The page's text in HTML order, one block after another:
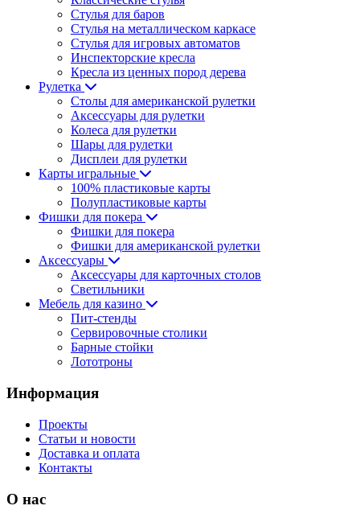
Стулья для баров
Стулья на металлическом каркасе
Стулья для игровых автоматов
Инспекторские кресла
Кресла из ценных пород дерева
Рулетка
Столы для американской рулетки
Аксессуары для рулетки
Колеса для рулетки
Шары для рулетки
Дисплеи для рулетки
Карты игральные
100% пластиковые карты
Полупластиковые карты
Фишки для покера
Фишки для покера
Фишки для американской рулетки
Аксессуары
Аксессуары для карточных столов
Светильники
Мебель для казино
Пит-стенды
Сервировочные столики
Барные стойки
Лототроны
Информация
Проекты
Статьи и новости
Доставка и оплата
Контакты
О нас